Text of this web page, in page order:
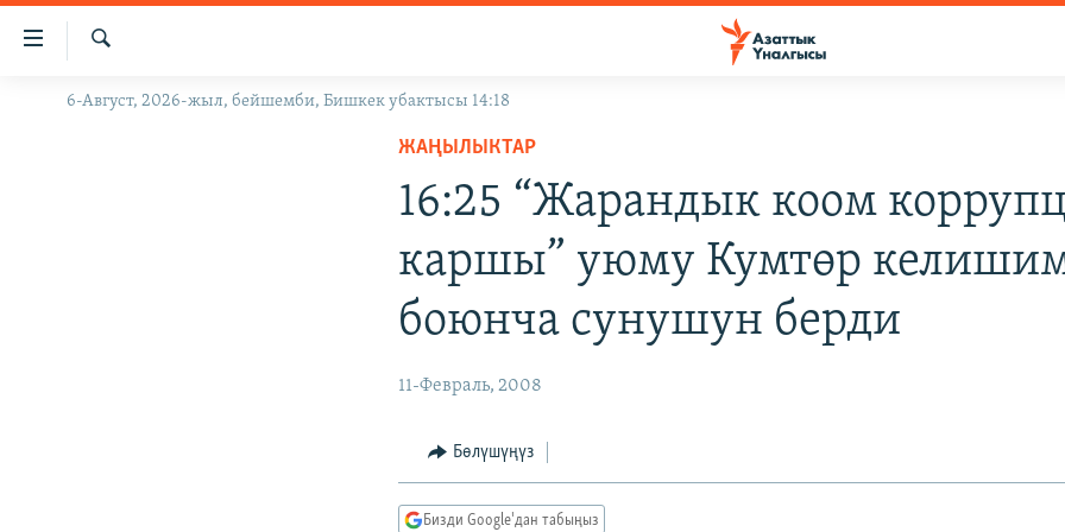
Линктер
Мазмунга
Навигацияга
ЖАҢЫЛЫКТАР
Издөө
6-Август, 2026-жыл, бейшемби, Бишкек убактысы 14:18
ЖАҢЫЛЫКТАР
16:25 “Жарандык коом
каршы” уюму Кумтөр
боюнча сунушун берди
11-Февраль, 2008
Бөлүшүңүз
Бизди Google'дан табыңыз